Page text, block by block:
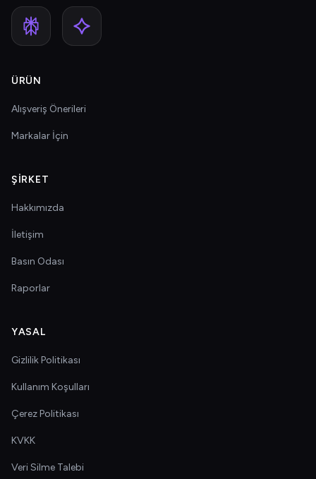
ÜRÜN
Alışveriş Önerileri
Markalar İçin
ŞIRKET
Hakkımızda
İletişim
Basın Odası
Raporlar
YASAL
Gizlilik Politikası
Kullanım Koşulları
Çerez Politikası
KVKK
Veri Silme Talebi